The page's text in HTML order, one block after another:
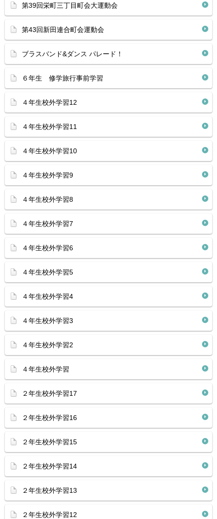
第39回栄町三丁目町会大運動会
第43回新田連合町会運動会
ブラスバンド&ダンス パレード！
６年生 修学旅行事前学習
４年生校外学習12
４年生校外学習11
４年生校外学習10
４年生校外学習9
４年生校外学習8
４年生校外学習7
４年生校外学習6
４年生校外学習5
４年生校外学習4
４年生校外学習3
４年生校外学習2
４年生校外学習
２年生校外学習17
２年生校外学習16
２年生校外学習15
２年生校外学習14
２年生校外学習13
２年生校外学習12